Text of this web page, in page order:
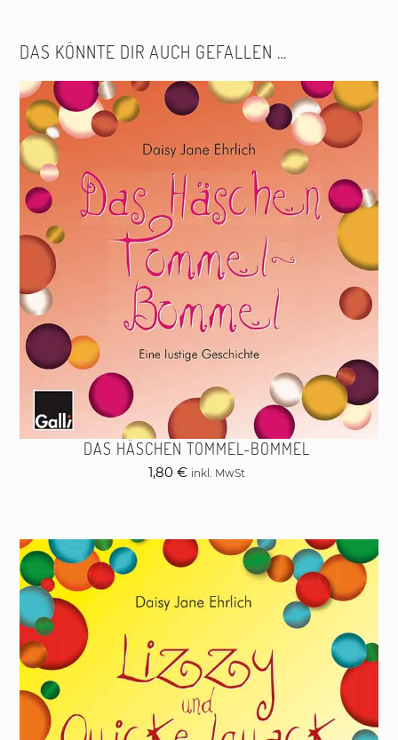
DAS KÖNNTE DIR AUCH GEFALLEN …
DAS HÄSCHEN TOMMEL-BOMMEL
1,80 € inkl. MwSt